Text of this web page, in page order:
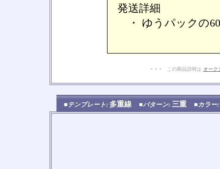
発送詳細
・ ゆうパックの
+ + + この商品説明は オーク
■テンプレート: 多重線 ■パターン: 三重 ■カラー: